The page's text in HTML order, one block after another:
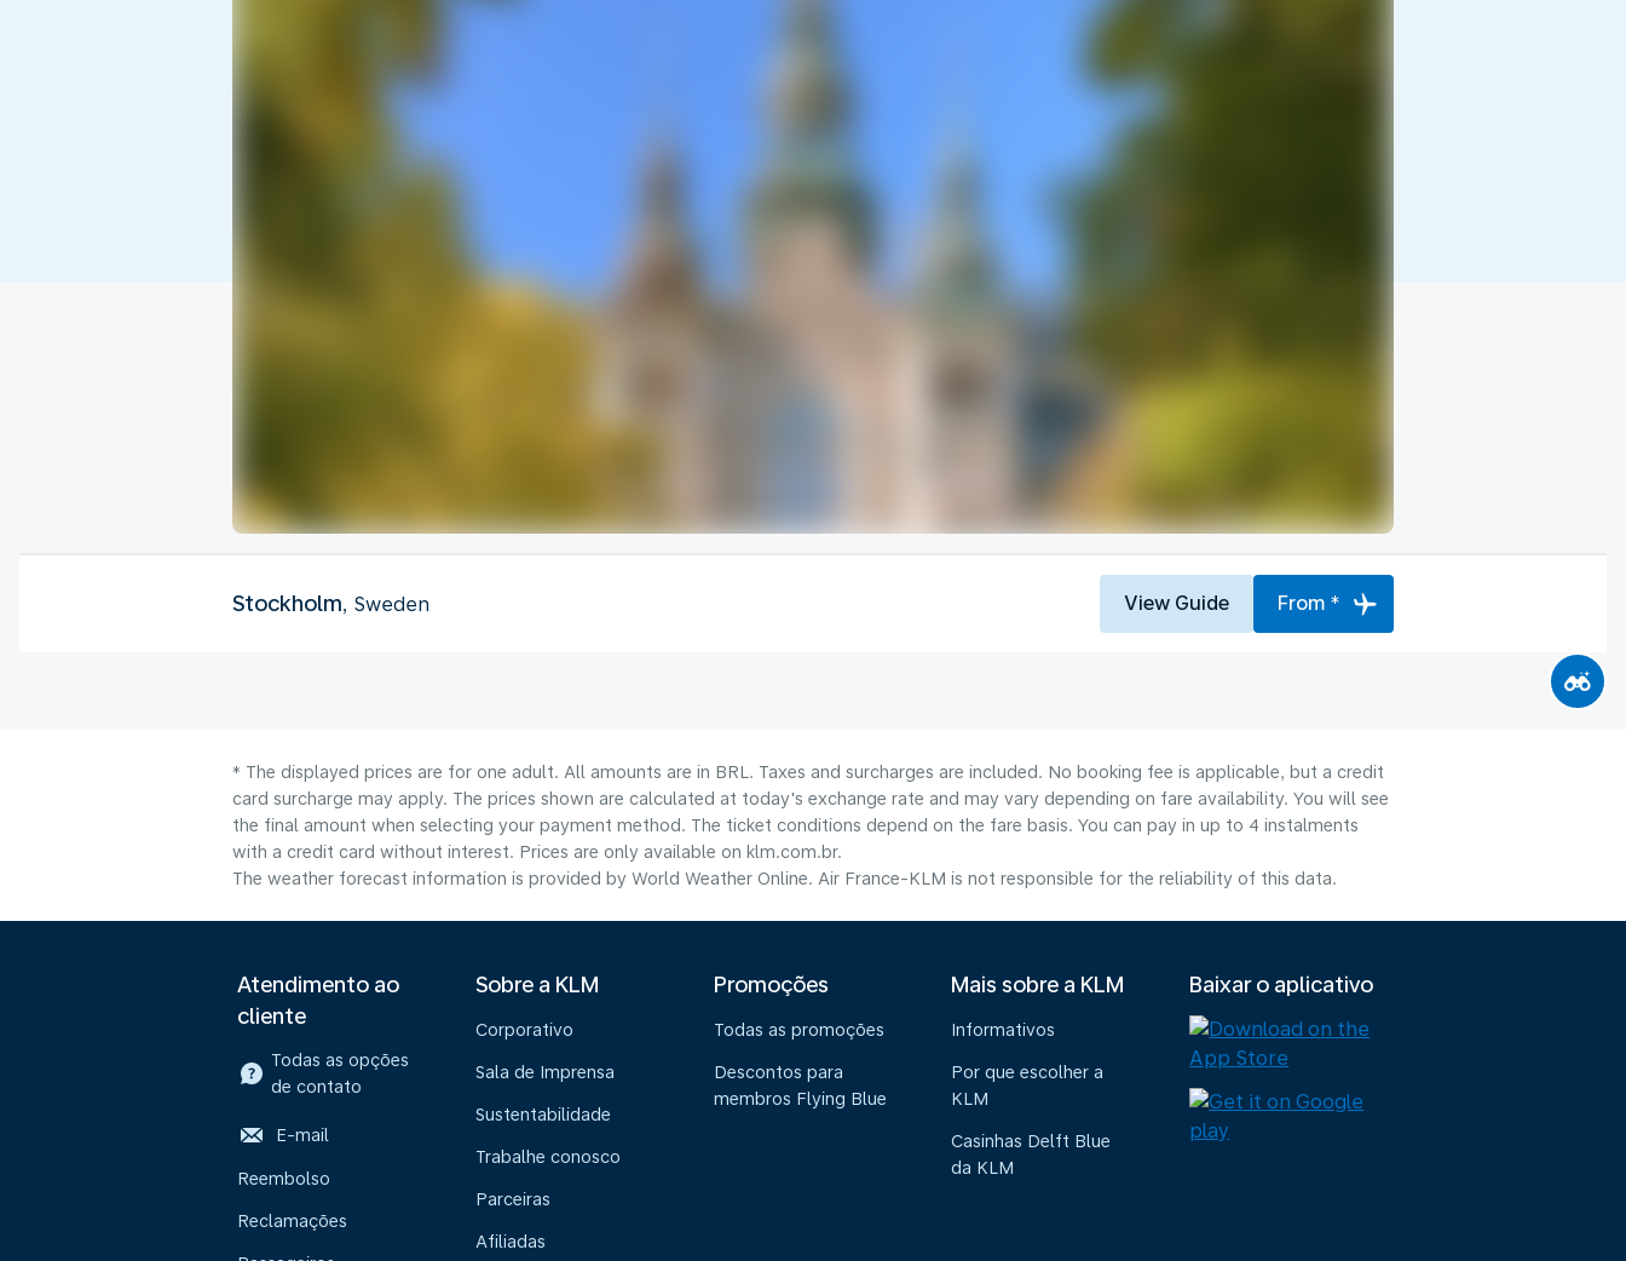
Stockholm, Sweden View Guide From *
* The displayed prices are for one adult. All amounts are in BRL. Taxes and surcharges are included. No booking fee is applicable, but a credit
card surcharge may apply. The prices shown are calculated at today's exchange rate and may vary depending on fare availability. You will see
the final amount when selecting your payment method.​ The ticket conditions depend on the fare basis. You can pay in up to 4 instalments
with a credit card without interest. Prices are only available on klm.com.br.
The weather forecast information is provided by World Weather Online. Air France-KLM is not responsible for the reliability of this data.
Atendimento ao
cliente
Todas as opções
de contato
E-mail
Reembolso
Reclamações
Sobre a KLM
Corporativo
Sala de Imprensa
Sustentabilidade
Trabalhe conosco
Parceiras
Afiliadas
Promoções
Todas as promoções
Descontos para
membros Flying Blue
Mais sobre a KLM
Informativos
Por que escolher a
KLM
Casinhas Delft Blue
da KLM
Baixar o aplicativo